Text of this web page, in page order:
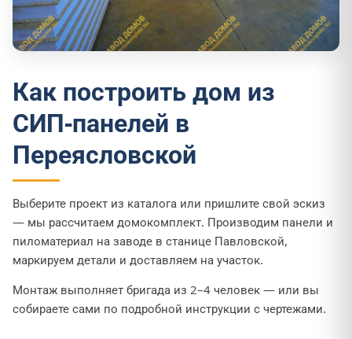
Как построить дом из
СИП-панелей в
Переясловской
Выберите проект из каталога или пришлите свой эскиз
— мы рассчитаем домокомплект. Производим панели и
пиломатериал на заводе в станице Павловской,
маркируем детали и доставляем на участок.
Монтаж выполняет бригада из 2–4 человек — или вы
собираете сами по подробной инструкции с чертежами.